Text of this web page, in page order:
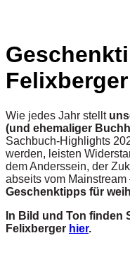
Felixberger
Wie jedes Jahr stellt
(und ehemaliger
Sachbuch-Highlights
werden, leisten
dem Anderssein, der
abseits vom
Geschenktipps für
In Bild und Ton finden
Felixberger hier.